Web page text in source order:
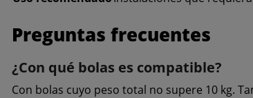
Preguntas frecuentes
¿Con qué bolas es compatible?
Con bolas cuyo peso total no supere 10 kg.